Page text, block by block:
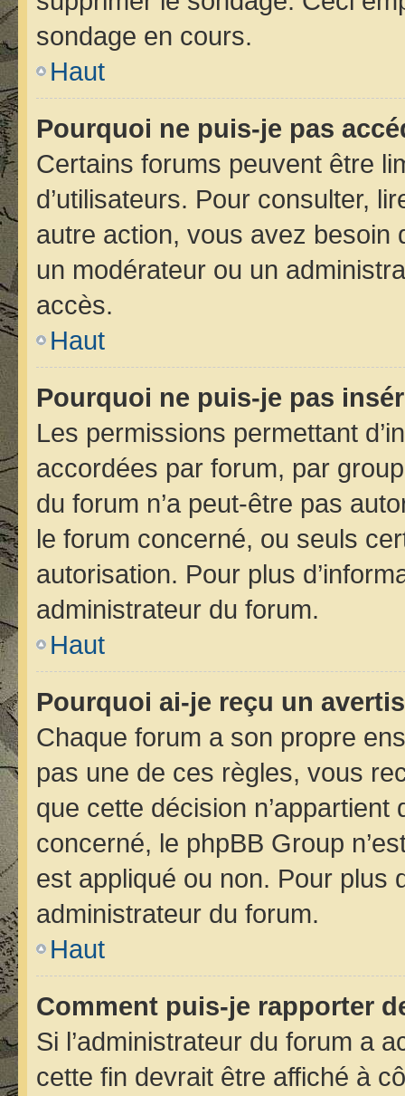
sondage en cours.
Haut
Pourquoi ne puis-je pas
Certains forums peuvent être
d’utilisateurs. Pour consulter,
autre action, vous avez besoin
un modérateur ou un
accès.
Haut
Pourquoi ne puis-je pas
Les permissions permettant
accordées par forum, par
du forum n’a peut-être pas
le forum concerné, ou seuls
autorisation. Pour plus
administrateur du forum.
Haut
Pourquoi ai-je reçu un
Chaque forum a son propre
pas une de ces règles, vous
que cette décision n’appartient
concerné, le phpBB Group
est appliqué ou non. Pour plus
administrateur du forum.
Haut
Comment puis-je rapporter
Si l’administrateur du forum a
cette fin devrait être affiché à